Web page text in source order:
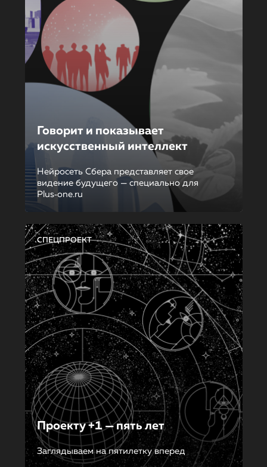
Говорит и показывает
искусственный интеллект
Нейросеть Сбера представляет свое
видение будущего — специально для
Plus‑one.ru
СПЕЦПРОЕКТ
Проекту +1 — пять лет
Заглядываем на пятилетку вперед